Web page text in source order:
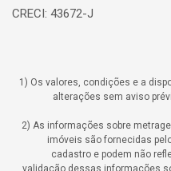
CRECI: 43672-J
1) Os valores, condições e a
alterações sem aviso
2) As informações sobre
imóveis são fornecidas
cadastro e podem não
validação dessas informações